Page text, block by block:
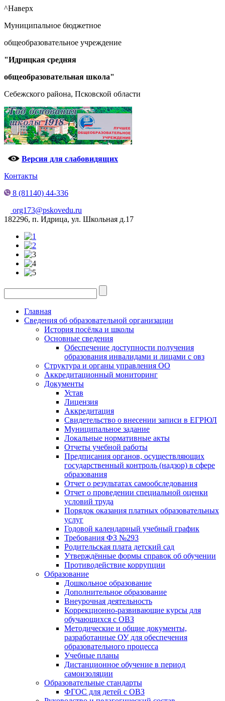
^Наверх
Муниципальное бюджетное
общеобразовательное учреждение
"Идрицкая средняя
общеобразовательная школа"
Себежского района, Псковской области
Версия для слабовидящих
Контакты
8 (81140) 44-336
org173@pskovedu.ru
182296, п. Идрица, ул. Школьная д.17
Главная
Сведения об образовательной организации
История посёлка и школы
Основные сведения
Обеспечение доступности получения
образования инвалидами и лицами с овз
Структура и органы управления ОО
Аккредитационный мониторинг
Документы
Устав
Лицензия
Аккредитация
Свидетельство о внесении записи в ЕГРЮЛ
Муниципальное задание
Локальные нормативные акты
Отчеты учебной работы
Предписания органов, осуществляющих
государственный контроль (надзор) в сфере
образования
Отчет о результатах самообследования
Отчет о проведении специальной оценки
условий труда
Порядок оказания платных образовательных
услуг
Годовой календарный учебный график
Требования ФЗ №293
Родительская плата детский сад
Утверждённые формы справок об обучении
Противодействие коррупции
Образование
Дошкольное образование
Дополнительное образование
Внеурочная деятельность
Коррекционно-развивающие курсы для
обучающихся с ОВЗ
Методические и общие документы,
разработанные ОУ для обеспечения
образовательного процесса
Учебные планы
Дистанционное обучение в период
самоизоляции
Образовательные стандарты
ФГОС для детей с ОВЗ